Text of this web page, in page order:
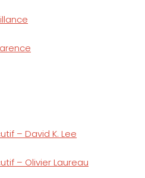
– David K. Lee
– Olivier Laureau